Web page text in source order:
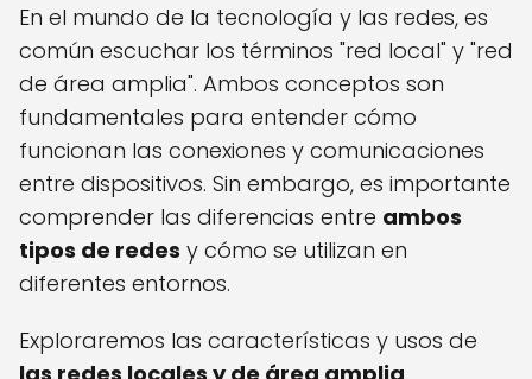
En el mundo de la tecnología y las redes, es
común escuchar los términos "red local" y "red
de área amplia". Ambos conceptos son
fundamentales para entender cómo
funcionan las conexiones y comunicaciones
entre dispositivos. Sin embargo, es importante
comprender las diferencias entre ambos
tipos de redes y cómo se utilizan en
diferentes entornos.
Exploraremos las características y usos de